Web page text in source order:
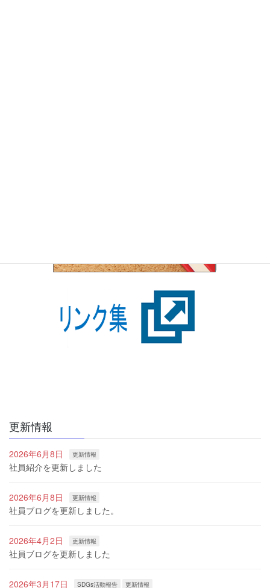
更新情報
2026年6月8日 更新情報
社員紹介を更新しました
2026年6月8日 更新情報
社員ブログを更新しました。
2026年4月2日 更新情報
社員ブログを更新しました
2026年3月17日 SDGs活動報告 更新情報